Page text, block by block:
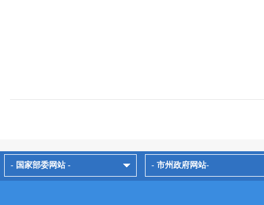
- 国家部委网站 - - 市州政府网站-